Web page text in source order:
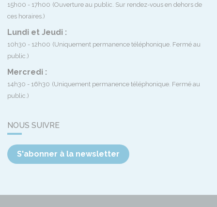
15h00 - 17h00 (Ouverture au public. Sur rendez-vous en dehors de
ces horaires.)
Lundi et Jeudi :
10h30 - 12h00 (Uniquement permanence téléphonique. Fermé au
public.)
Mercredi :
14h30 - 16h30 (Uniquement permanence téléphonique. Fermé au
public.)
NOUS SUIVRE
S'abonner à la newsletter